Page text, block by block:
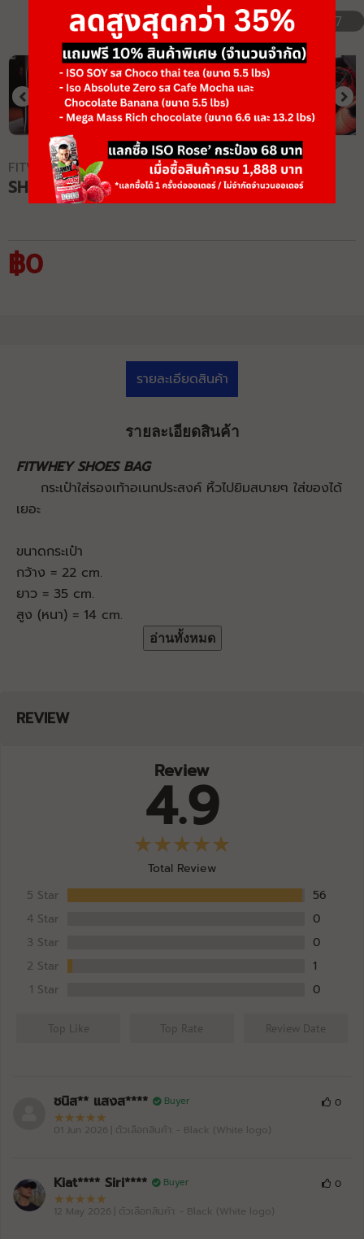
1/7
FITWHEY
SHOES BAG
฿0
รายละเอียดสินค้า
รายละเอียดสินค้า
FITWHEY SHOES BAG
กระเป๋าใส่รองเท้าอเนกประสงค์ หิ้วไปยิมสบายๆ ใส่ของได้
เยอะ
ขนาดกระเป๋า
กว้าง = 22 cm.
ยาว = 35 cm.
สูง (หนา) = 14 cm.
อ่านทั้งหมด
REVIEW
Review
4.9
Total Review
5 Star
56
4 Star
0
3 Star
0
2 Star
1
1 Star
0
Top Like Top Rate Review Date
ชนิส** แสงส**** Buyer
01 Jun 2026 | ตัวเลือกสินค้า: - Black (White logo)
0
Kiat**** Siri**** Buyer
12 May 2026 | ตัวเลือกสินค้า: - Black (White logo)
0